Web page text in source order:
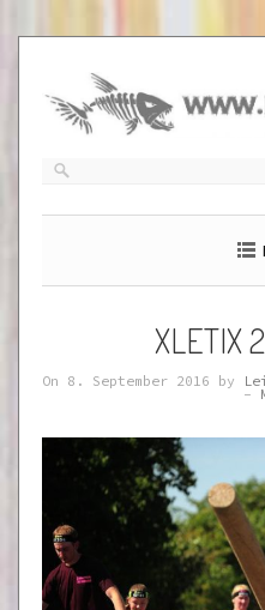
content
XLETIX
On 8. September 2016 by
-